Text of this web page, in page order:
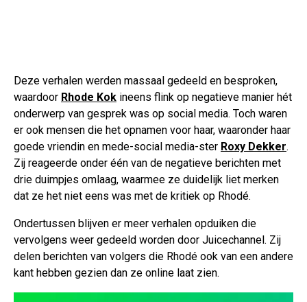
Deze verhalen werden massaal gedeeld en besproken,
waardoor Rhode Kok ineens flink op negatieve manier hét
onderwerp van gesprek was op social media. Toch waren
er ook mensen die het opnamen voor haar, waaronder haar
goede vriendin en mede-social media-ster Roxy Dekker.
Zij reageerde onder één van de negatieve berichten met
drie duimpjes omlaag, waarmee ze duidelijk liet merken
dat ze het niet eens was met de kritiek op Rhodé.
Ondertussen blijven er meer verhalen opduiken die
vervolgens weer gedeeld worden door Juicechannel. Zij
delen berichten van volgers die Rhodé ook van een andere
kant hebben gezien dan ze online laat zien.